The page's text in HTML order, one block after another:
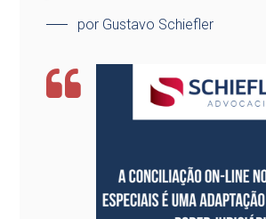
por Gustavo Schiefler